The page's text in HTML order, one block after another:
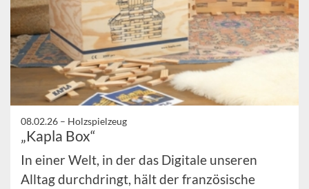
08.02.26 – Holzspielzeug
„Kapla Box“
In einer Welt, in der das Digitale unseren
Alltag durchdringt, hält der französische